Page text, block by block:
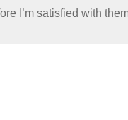
I’m satisfied with